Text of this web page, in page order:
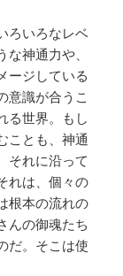
ろいろなレベ
神通力や、
ージしている
意識が合うこ
る世界。もし
ことも、神通
それに沿って
れは、個々の
根本の流れの
んの御魂たち
だ。そこは使